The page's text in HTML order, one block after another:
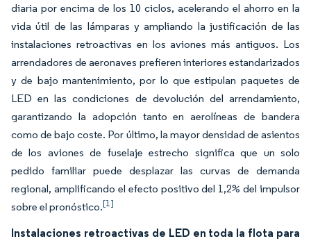
diaria por encima de los 10 ciclos, acelerando el ahorro en la
vida útil de las lámparas y ampliando la justificación de las
instalaciones retroactivas en los aviones más antiguos. Los
arrendadores de aeronaves prefieren interiores estandarizados
y de bajo mantenimiento, por lo que estipulan paquetes de
LED en las condiciones de devolución del arrendamiento,
garantizando la adopción tanto en aerolíneas de bandera
como de bajo coste. Por último, la mayor densidad de asientos
de los aviones de fuselaje estrecho significa que un solo
pedido familiar puede desplazar las curvas de demanda
regional, amplificando el efecto positivo del 1,2% del impulsor
sobre el pronóstico.[1]
Instalaciones retroactivas de LED en toda la flota para